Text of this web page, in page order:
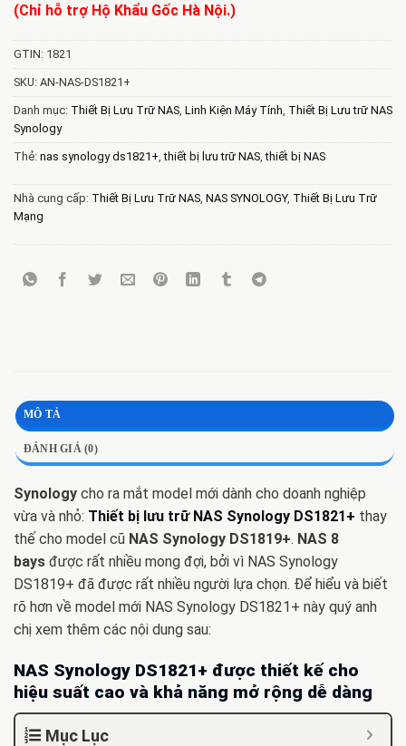
(Chỉ hỗ trợ Hộ Khẩu Gốc Hà Nội.)
GTIN: 1821
SKU: AN-NAS-DS1821+
Danh mục: Thiết Bị Lưu Trữ NAS, Linh Kiện Máy Tính, Thiết Bị Lưu trữ NAS
Synology
Thẻ: nas synology ds1821+,thiết bị lưu trữ NAS,thiết bị NAS
Nhà cung cấp: Thiết Bị Lưu Trữ NAS, NAS SYNOLOGY, Thiết Bị Lưu Trữ
Mạng
MÔ TẢ
ĐÁNH GIÁ (0)
Synology cho ra mắt model mới dành cho doanh nghiệp
vừa và nhỏ: Thiết bị lưu trữ NAS Synology DS1821+ thay
thế cho model cũ NAS Synology DS1819+. NAS 8
bays được rất nhiều mong đợi, bởi vì NAS Synology
DS1819+ đã được rất nhiều người lựa chọn. Để hiểu và biết
rõ hơn về model mới NAS Synology DS1821+ này quý anh
chị xem thêm các nội dung sau:
NAS Synology DS1821+ được thiết kế cho
hiệu suất cao và khả năng mở rộng dễ dàng
Mục Lục